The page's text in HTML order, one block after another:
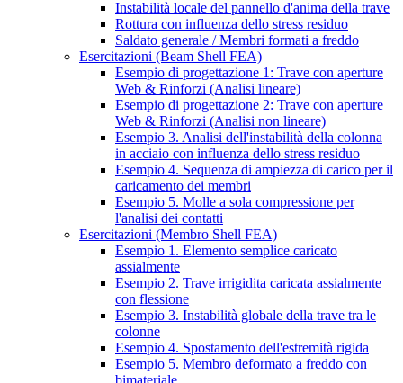
Instabilità locale del pannello d'anima della trave
Rottura con influenza dello stress residuo
Saldato generale / Membri formati a freddo
Esercitazioni (Beam Shell FEA)
Esempio di progettazione 1: Trave con aperture
Web & Rinforzi (Analisi lineare)
Esempio di progettazione 2: Trave con aperture
Web & Rinforzi (Analisi non lineare)
Esempio 3. Analisi dell'instabilità della colonna
in acciaio con influenza dello stress residuo
Esempio 4. Sequenza di ampiezza di carico per il
caricamento dei membri
Esempio 5. Molle a sola compressione per
l'analisi dei contatti
Esercitazioni (Membro Shell FEA)
Esempio 1. Elemento semplice caricato
assialmente
Esempio 2. Trave irrigidita caricata assialmente
con flessione
Esempio 3. Instabilità globale della trave tra le
colonne
Esempio 4. Spostamento dell'estremità rigida
Esempio 5. Membro deformato a freddo con